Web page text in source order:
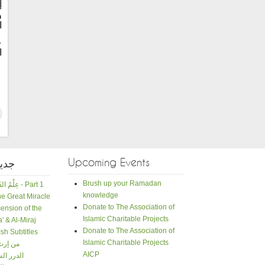
عِلْمُ الدّينِ حَياةُ الإسلامِ - Part 1
Great Miracle
of the
& Al-Miraj
Subtitles
من
الدرر
Upcoming Events
Brush up your Ramadan
knowledge
Donate to The Association of
Islamic Charitable Projects
Donate to The Association of
Islamic Charitable Projects
AICP